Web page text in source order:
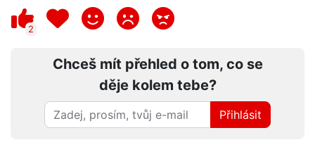
2
Chceš mít přehled o tom, co se
děje kolem tebe?
Přihlásit